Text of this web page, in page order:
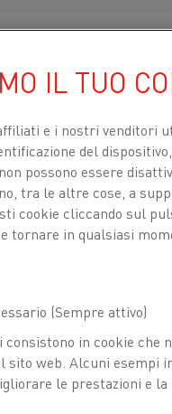
Trattamento termico
di quanto
additiva
che non
lavorazione,leparti
applicazioni reali.
IL TUO
e i nostri venditori
del
possono essere
tra le altre cose, a
cookie cliccando sul
tornare in qualsiasi
(Sempre attivo)
consistono in cookie che
sito web. Alcuni esempi
le prestazioni e la